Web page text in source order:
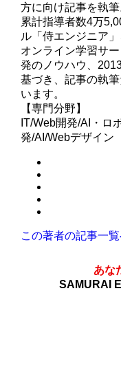
方に向け記事を執筆
累計指導者数4万
ル「侍エンジニア
オンライン学習サ
発のノウハウ、
基づき、記事の執
います。
【専門分野】
IT/Web開発/AI・ロ
発/AI/Webデザイン
この著者の記事一
あな
SAMURAI